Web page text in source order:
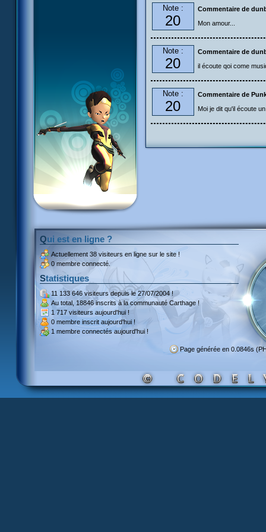
Note :
20
Commentaire de
Mon amour...
Note :
20
Commentaire de
il écoute qoi come
Note :
20
Commentaire de
Moi je dit qu'il écoute
Qui est en ligne ?
Actuellement 38 visiteurs en ligne sur le site !
0 membre connecté.
Statistiques
11 133 646 visiteursdepuis le 27/07/2004 !
Au total, 18846 inscritsà la communauté Carthage !
1 717 visiteurs aujourd'hui !
0 membre inscrit aujourd'hui !
1 membre connectés aujourd'hui !
Page générée en 0.0846s